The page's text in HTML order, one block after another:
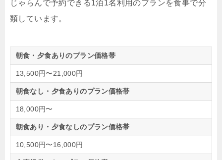
じゃらんで予約できる1泊1名利用のプランを食事で分
類しています。
朝食・夕食ありのプラン価格帯
13,500円〜21,000円
朝食なし・夕食ありのプラン価格帯
18,000円〜
朝食あり・夕食なしのプラン価格帯
10,500円〜16,000円